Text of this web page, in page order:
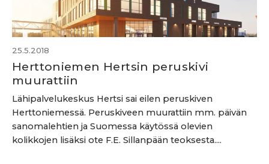
25.5.2018
Herttoniemen Hertsin peruskivi
muurattiin
Lähipalvelukeskus Hertsi sai eilen peruskiven
Herttoniemessä. Peruskiveen muurattiin mm. päivän
sanomalehtien ja Suomessa käytössä olevien
kolikkojen lisäksi ote F.E. Sillanpään teoksesta....